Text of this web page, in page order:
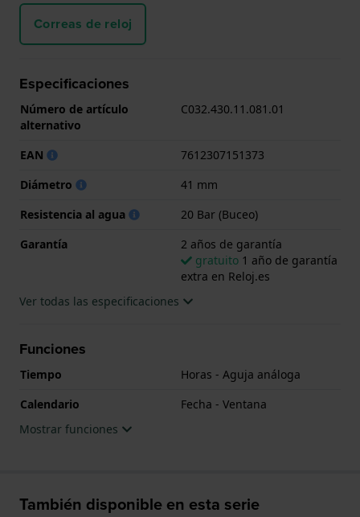
Correas de reloj
Especificaciones
Número de artículo
alternativo
C032.430.11.081.01
EAN
7612307151373
Diámetro
41 mm
Resistencia al agua
20 Bar (Buceo)
Garantía
2 años de garantía
gratuito 1 año de garantía
extra en Reloj.es
Ver todas las especificaciones
Funciones
Tiempo
Horas - Aguja análoga
Calendario
Fecha - Ventana
Mostrar funciones
También disponible en esta serie